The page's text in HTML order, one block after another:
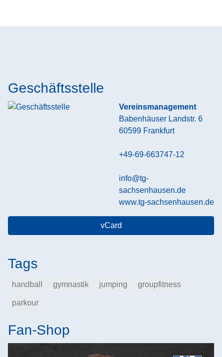
Geschäftsstelle
Vereinsmanagement
Babenhäuser Landstr. 6
60599 Frankfurt
+49-69-663747-12
info@tg-
sachsenhausen.de
www.tg-sachsenhausen.de
vCard
Tags
handball gymnastik jumping groupfitness
parkour
Fan-Shop